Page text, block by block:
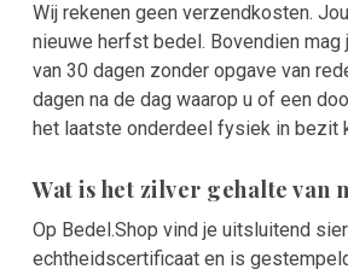
Wij rekenen geen verzendkosten.
nieuwe herfst bedel. Bovendien mag
van 30 dagen zonder opgave van
dagen na de dag waarop u of een
het laatste onderdeel fysiek in bezit
Wat is het zilver gehalte van
Op Bedel.Shop vind je uitsluitend
echtheidscertificaat en is